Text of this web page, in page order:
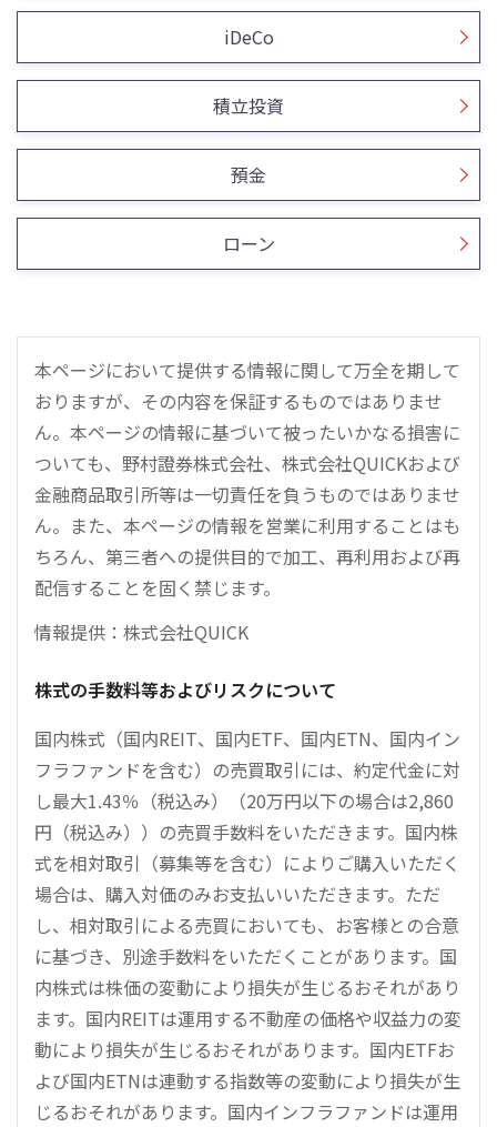
iDeCo
積立投資
預金
ローン
本ページにおいて提供する情報に関して万全を期して
おりますが、その内容を保証するものではありませ
ん。本ページの情報に基づいて被ったいかなる損害に
ついても、野村證券株式会社、株式会社QUICKおよび
金融商品取引所等は一切責任を負うものではありませ
ん。また、本ページの情報を営業に利用することはも
ちろん、第三者への提供目的で加工、再利用および再
配信することを固く禁じます。
情報提供：株式会社QUICK
株式の手数料等およびリスクについて
国内株式（国内REIT、国内ETF、国内ETN、国内イン
フラファンドを含む）の売買取引には、約定代金に対
し最大1.43％（税込み）（20万円以下の場合は2,860
円（税込み））の売買手数料をいただきます。国内株
式を相対取引（募集等を含む）によりご購入いただく
場合は、購入対価のみお支払いいただきます。ただ
し、相対取引による売買においても、お客様との合意
に基づき、別途手数料をいただくことがあります。国
内株式は株価の変動により損失が生じるおそれがあり
ます。国内REITは運用する不動産の価格や収益力の変
動により損失が生じるおそれがあります。国内ETFお
よび国内ETNは連動する指数等の変動により損失が生
じるおそれがあります。国内インフラファンドは運用